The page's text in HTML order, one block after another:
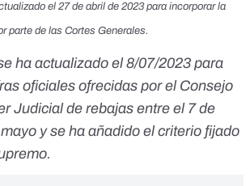
el 27 de abril de 2023 para incorporar la
parte de las Cortes Generales.
ha actualizado el 8/07/2023 para
oficiales ofrecidas por el Consejo
Judicial de rebajas entre el 7 de
y se ha añadido el criterio fijado